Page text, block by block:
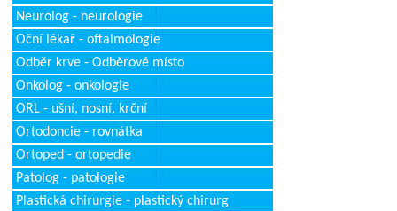
Neurolog - neurologie
Oční lékař - oftalmologie
Odběr krve - Odběrové místo
Onkolog - onkologie
ORL - ušní, nosní, krční
Ortodoncie - rovnátka
Ortoped - ortopedie
Patolog - patologie
Plastická chirurgie - plastický chirurg